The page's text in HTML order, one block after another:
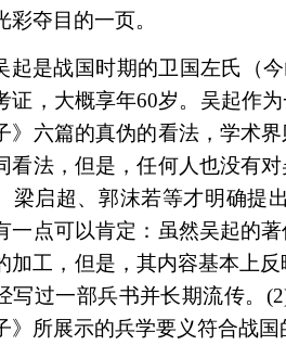
彩夺目的一页。
起是战国时期的卫国左氏（
证，大概享年60岁。吴起作
》六篇的真伪的看法，学术
看法，但是，任何人也没有
梁启超、郭沫若等才明确提
一点可以肯定：虽然吴起的
加工，但是，其内容基本上
写过一部兵书并长期流传。
》所展示的兵学要义符合战